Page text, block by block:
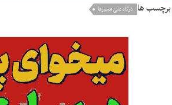
برچسب ها درگاه ملی مجوزها